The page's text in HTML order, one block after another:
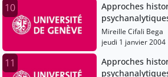
10
Approches
Mireille Cifali Bega
jeudi 1 janvier 2004
11
Approches